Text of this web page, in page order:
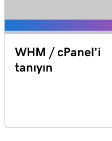
WHM / cPanel'i
tanıyın